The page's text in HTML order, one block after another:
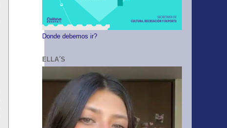
Donde debemos ir?
ELLA´S